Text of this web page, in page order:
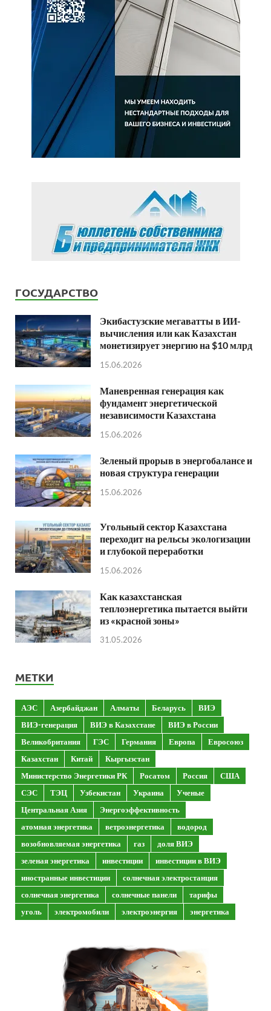
ГОСУДАРСТВО
Экибастузские мегаватты в ИИ-
вычисления или как Казахстан
монетизирует энергию на $10 млрд
15.06.2026
Маневренная генерация как
фундамент энергетической
независимости Казахстана
15.06.2026
Зеленый прорыв в энергобалансе и
новая структура генерации
15.06.2026
Угольный сектор Казахстана
переходит на рельсы экологизации
и глубокой переработки
15.06.2026
Как казахстанская
теплоэнергетика пытается выйти
из «красной зоны»
31.05.2026
МЕТКИ
АЭС Азербайджан Алматы Беларусь
ВИЭ
ВИЭ-генерация
ВИЭ в Казахстане
ВИЭ в России
Великобритания
ГЭС Германия Европа
Евросоюз
Казахстан
Китай
Кыргызстан
Министерство Энергетики РК
Росатом Россия
США
СЭС
ТЭЦ Узбекистан Украина
Ученые
Центральная Азия
Энергоэффективность
атомная энергетика
ветроэнергетика
водород
возобновляемая энергетика
газ
доля ВИЭ
зеленая энергетика
инвестиции
инвестиции в ВИЭ
иностранные инвестиции
солнечная электростанция
солнечная энергетика
солнечные панели
тарифы
уголь
электромобили электроэнергия энергетика